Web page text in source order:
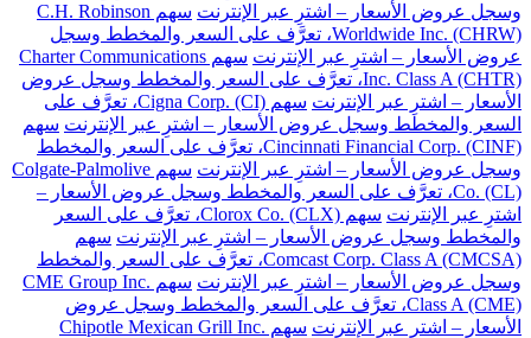
وسجل عروض الأسعار – اشترِ عبر الإنترنت
سهم C.H. Robinson
Worldwide Inc. (CHRW)، تعرَّف على السعر والمخطط وسجل
عروض الأسعار – اشترِ عبر الإنترنت
سهم Charter Communications
Inc. Class A (CHTR)، تعرَّف على السعر والمخطط وسجل عروض
الأسعار – اشترِ عبر الإنترنت
سهم Cigna Corp. (CI)، تعرَّف على
السعر والمخطط وسجل عروض الأسعار – اشترِ عبر الإنترنت سهم
Cincinnati Financial Corp. (CINF)، تعرَّف على السعر والمخطط
وسجل عروض الأسعار – اشترِ عبر الإنترنت
سهم Colgate-Palmolive
Co. (CL)، تعرَّف على السعر والمخطط وسجل عروض الأسعار –
اشترِ عبر الإنترنت
سهم Clorox Co. (CLX)، تعرَّف على السعر
والمخطط وسجل عروض الأسعار – اشترِ عبر الإنترنت سهم
Comcast Corp. Class A (CMCSA)، تعرَّف على السعر والمخطط
وسجل عروض الأسعار – اشترِ عبر الإنترنت
سهم CME Group Inc.
Class A (CME)، تعرَّف على السعر والمخطط وسجل عروض
الأسعار – اشترِ عبر الإنترنت
سهم Chipotle Mexican Grill Inc.